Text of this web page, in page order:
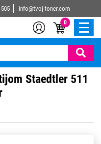
info@tvoj-toner.com
0
Staedtler 511